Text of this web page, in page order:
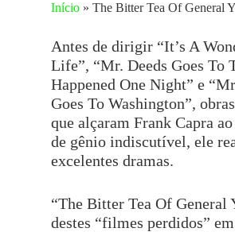
Início » The Bitter Tea Of General
Antes de dirigir “It’s A
Life”, “Mr. Deeds Goes To
Happened One Night” e
Goes To Washington”,
que alçaram Frank Capra
de gênio indiscutível, ele
excelentes dramas.
“The Bitter Tea Of General
destes “filmes perdidos”